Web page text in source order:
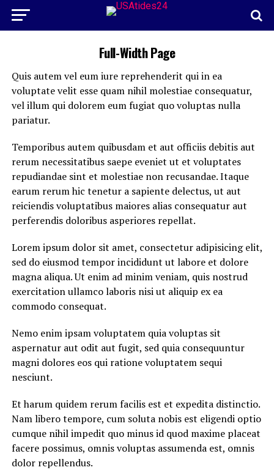
Full-Width Page
Quis autem vel eum iure reprehenderit qui in ea
voluptate velit esse quam nihil molestiae consequatur,
vel illum qui dolorem eum fugiat quo voluptas nulla
pariatur.
Temporibus autem quibusdam et aut officiis debitis aut
rerum necessitatibus saepe eveniet ut et voluptates
repudiandae sint et molestiae non recusandae. Itaque
earum rerum hic tenetur a sapiente delectus, ut aut
reiciendis voluptatibus maiores alias consequatur aut
perferendis doloribus asperiores repellat.
Lorem ipsum dolor sit amet, consectetur adipisicing elit,
sed do eiusmod tempor incididunt ut labore et dolore
magna aliqua. Ut enim ad minim veniam, quis nostrud
exercitation ullamco laboris nisi ut aliquip ex ea
commodo consequat.
Nemo enim ipsam voluptatem quia voluptas sit
aspernatur aut odit aut fugit, sed quia consequuntur
magni dolores eos qui ratione voluptatem sequi
nesciunt.
Et harum quidem rerum facilis est et expedita distinctio.
Nam libero tempore, cum soluta nobis est eligendi optio
cumque nihil impedit quo minus id quod maxime placeat
facere possimus, omnis voluptas assumenda est, omnis
dolor repellendus.